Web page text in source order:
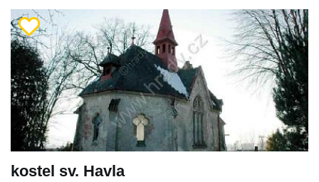
kostel sv. Havla